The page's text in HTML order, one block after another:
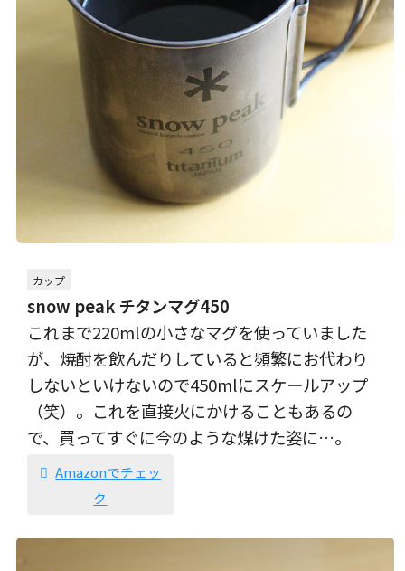
カップ
snow peak チタンマグ450
これまで220mlの小さなマグを使っていました
が、焼酎を飲んだりしていると頻繁にお代わり
しないといけないので450mlにスケールアップ
（笑）。これを直接火にかけることもあるの
で、買ってすぐに今のような煤けた姿に…。
Amazonでチェッ
ク